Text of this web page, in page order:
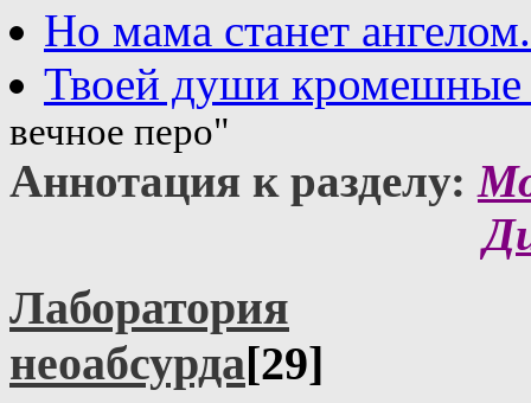
Но мама станет
Твоей души кромешные
вечное перо"
Аннотация к разделу:
Лаборатория
неоабсурда[29]